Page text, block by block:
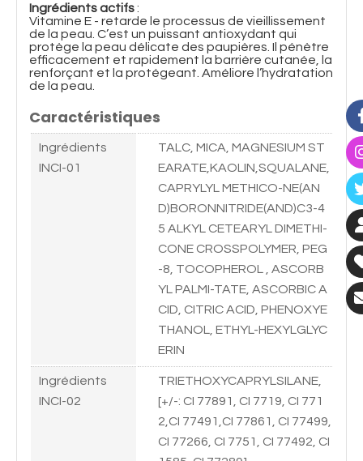
Ingrédients actifs:
Vitamine E - retarde le processus de vieillissement
de la peau. C’est un puissant antioxydant qui
protège la peau délicate des paupières. Il pénètre
efficacement et rapidement la barrière cutanée, la
renforçant et la protégeant. Améliore l’hydratation
de la peau.
Caractéristiques
Ingrédients
INCI-01
TALC, MICA, MAGNESIUM ST
EARATE,KAOLIN,SQUALANE,
CAPRYLYL METHICO-NE(AN
D)BORONNITRIDE(AND)C3-4
5 ALKYL CETEARYL DIMETHI-
CONE CROSSPOLYMER, PEG
-8, TOCOPHEROL , ASCORB
YL PALMI-TATE, ASCORBIC A
CID, CITRIC ACID, PHENOXYE
THANOL, ETHYL-HEXYLGLYC
ERIN
Ingrédients
INCI-02
TRIETHOXYCAPRYLSILANE,
[+/-: CI 77891, CI 7719, CI 771
2,CI 77491,CI 77861, CI 77499,
CI 77266, CI 7751, CI 77492, CI